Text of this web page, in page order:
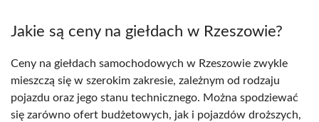
Jakie są ceny na giełdach w Rzeszowie?
Ceny na giełdach samochodowych w Rzeszowie zwykle
mieszczą się w szerokim zakresie, zależnym od rodzaju
pojazdu oraz jego stanu technicznego. Można spodziewać
się zarówno ofert budżetowych, jak i pojazdów droższych,